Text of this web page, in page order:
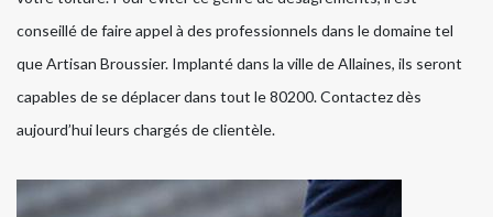
conseillé de faire appel à des professionnels dans le domaine tel
que Artisan Broussier. Implanté dans la ville de Allaines, ils seront
capables de se déplacer dans tout le 80200. Contactez dès
aujourd’hui leurs chargés de clientèle.